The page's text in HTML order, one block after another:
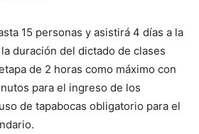
15 personas y asistirá 4 días a la
duración del dictado de clases
de 2 horas como máximo con
para el ingreso de los
de tapabocas obligatorio para el